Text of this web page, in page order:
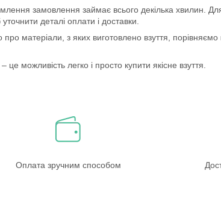
замовлення займає всього декілька хвилин.
деталі оплати і доставки.
матеріали, з яких виготовлено взуття,
можливість легко і просто купити якісне взуття.
Оплата зручним способом